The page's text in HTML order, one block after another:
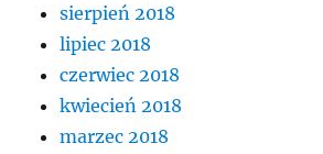
sierpień 2018
lipiec 2018
czerwiec 2018
kwiecień 2018
marzec 2018